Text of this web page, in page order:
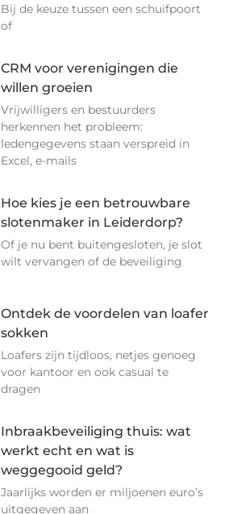
Bij de keuze tussen een schuifpoort
of
CRM voor verenigingen die
willen groeien
Vrijwilligers en bestuurders
herkennen het probleem:
ledengegevens staan verspreid in
Excel, e-mails
Hoe kies je een betrouwbare
slotenmaker in Leiderdorp?
Of je nu bent buitengesloten, je slot
wilt vervangen of de beveiliging
Ontdek de voordelen van loafer
sokken
Loafers zijn tijdloos, netjes genoeg
voor kantoor en ook casual te
dragen
Inbraakbeveiliging thuis: wat
werkt echt en wat is
weggegooid geld?
Jaarlijks worden er miljoenen euro’s
uitgegeven aan